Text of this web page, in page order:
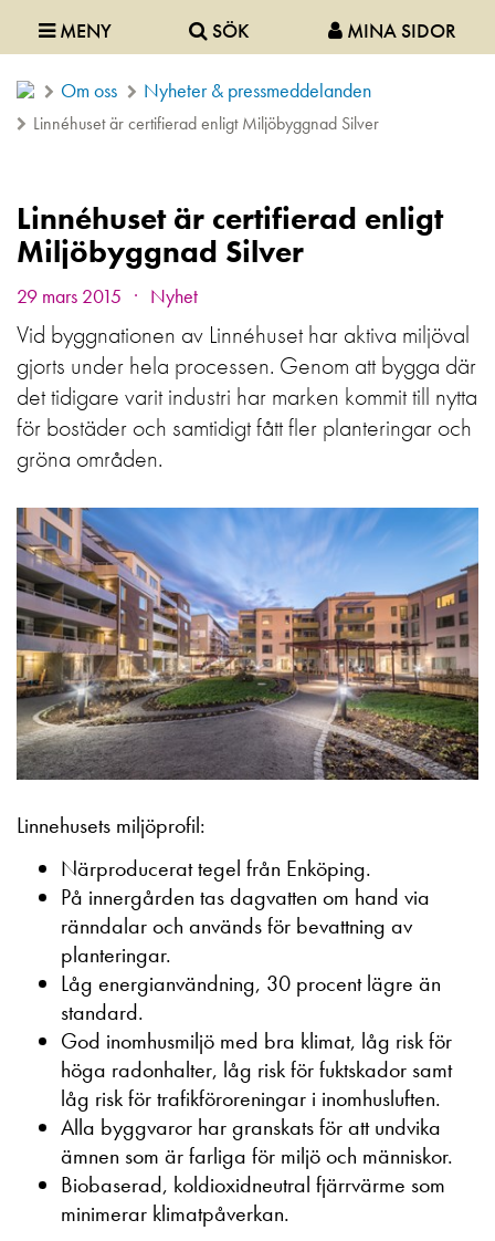
MENY SÖK MINA SIDOR
Om oss Nyheter & pressmeddelanden
Linnéhuset är certifierad enligt Miljöbyggnad Silver
Linnéhuset är certifierad enligt
Miljöbyggnad Silver
29 mars 2015 . Nyhet
Vid byggnationen av Linnéhuset har aktiva miljöval
gjorts under hela processen. Genom att bygga där
det tidigare varit industri har marken kommit till nytta
för bostäder och samtidigt fått fler planteringar och
gröna områden.
Linnehusets miljöprofil:
Närproducerat tegel från Enköping.
På innergården tas dagvatten om hand via
ränndalar och används för bevattning av
planteringar.
Låg energianvändning, 30 procent lägre än
standard.
God inomhusmiljö med bra klimat, låg risk för
höga radonhalter, låg risk för fuktskador samt
låg risk för trafikföroreningar i inomhusluften.
Alla byggvaror har granskats för att undvika
ämnen som är farliga för miljö och människor.
Biobaserad, koldioxidneutral fjärrvärme som
minimerar klimatpåverkan.